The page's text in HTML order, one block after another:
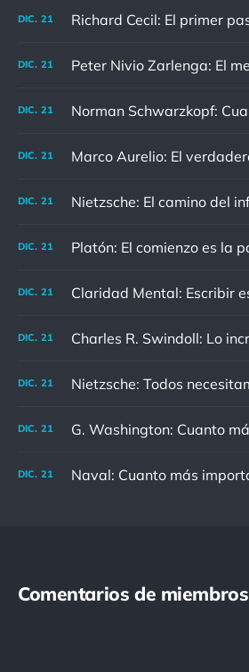
DIC. 21
DIC. 21
DIC. 21
DIC. 21
DIC. 21
DIC. 21
DIC. 21
DIC. 21
DIC. 21
DIC. 21
DIC. 21
Comentarios de miembros